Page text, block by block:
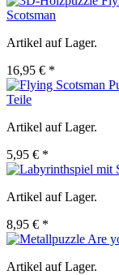
Scotsman
Artikel auf Lager.
16,95 € *
Teile
Artikel auf Lager.
5,95 € *
Artikel auf Lager.
8,95 € *
Artikel auf Lager.